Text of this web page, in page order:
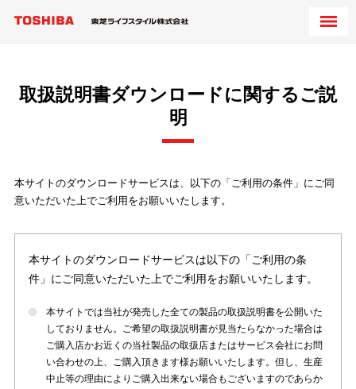
取扱説明書ダウンロードに関するご説
明
本サイトのダウンロードサービスは、以下の「ご利用の条件」にご同
意いただいた上でご利用をお願いいたします。
本サイトのダウンロードサービスは以下の「ご利用の条
件」にご同意いただいた上でご利用をお願いいたします。
本サイトでは当社が発売した全ての製品の取扱説明書を公開いた
しておりません。ご希望の取扱説明書が見当たらなかった場合は
ご購入店かお近くの当社製品の取扱店またはサービス会社にお問
い合わせの上、ご購入頂きます様お願いいたします。但し、生産
中止等の理由によりご購入出来ない場合もございますのであらか